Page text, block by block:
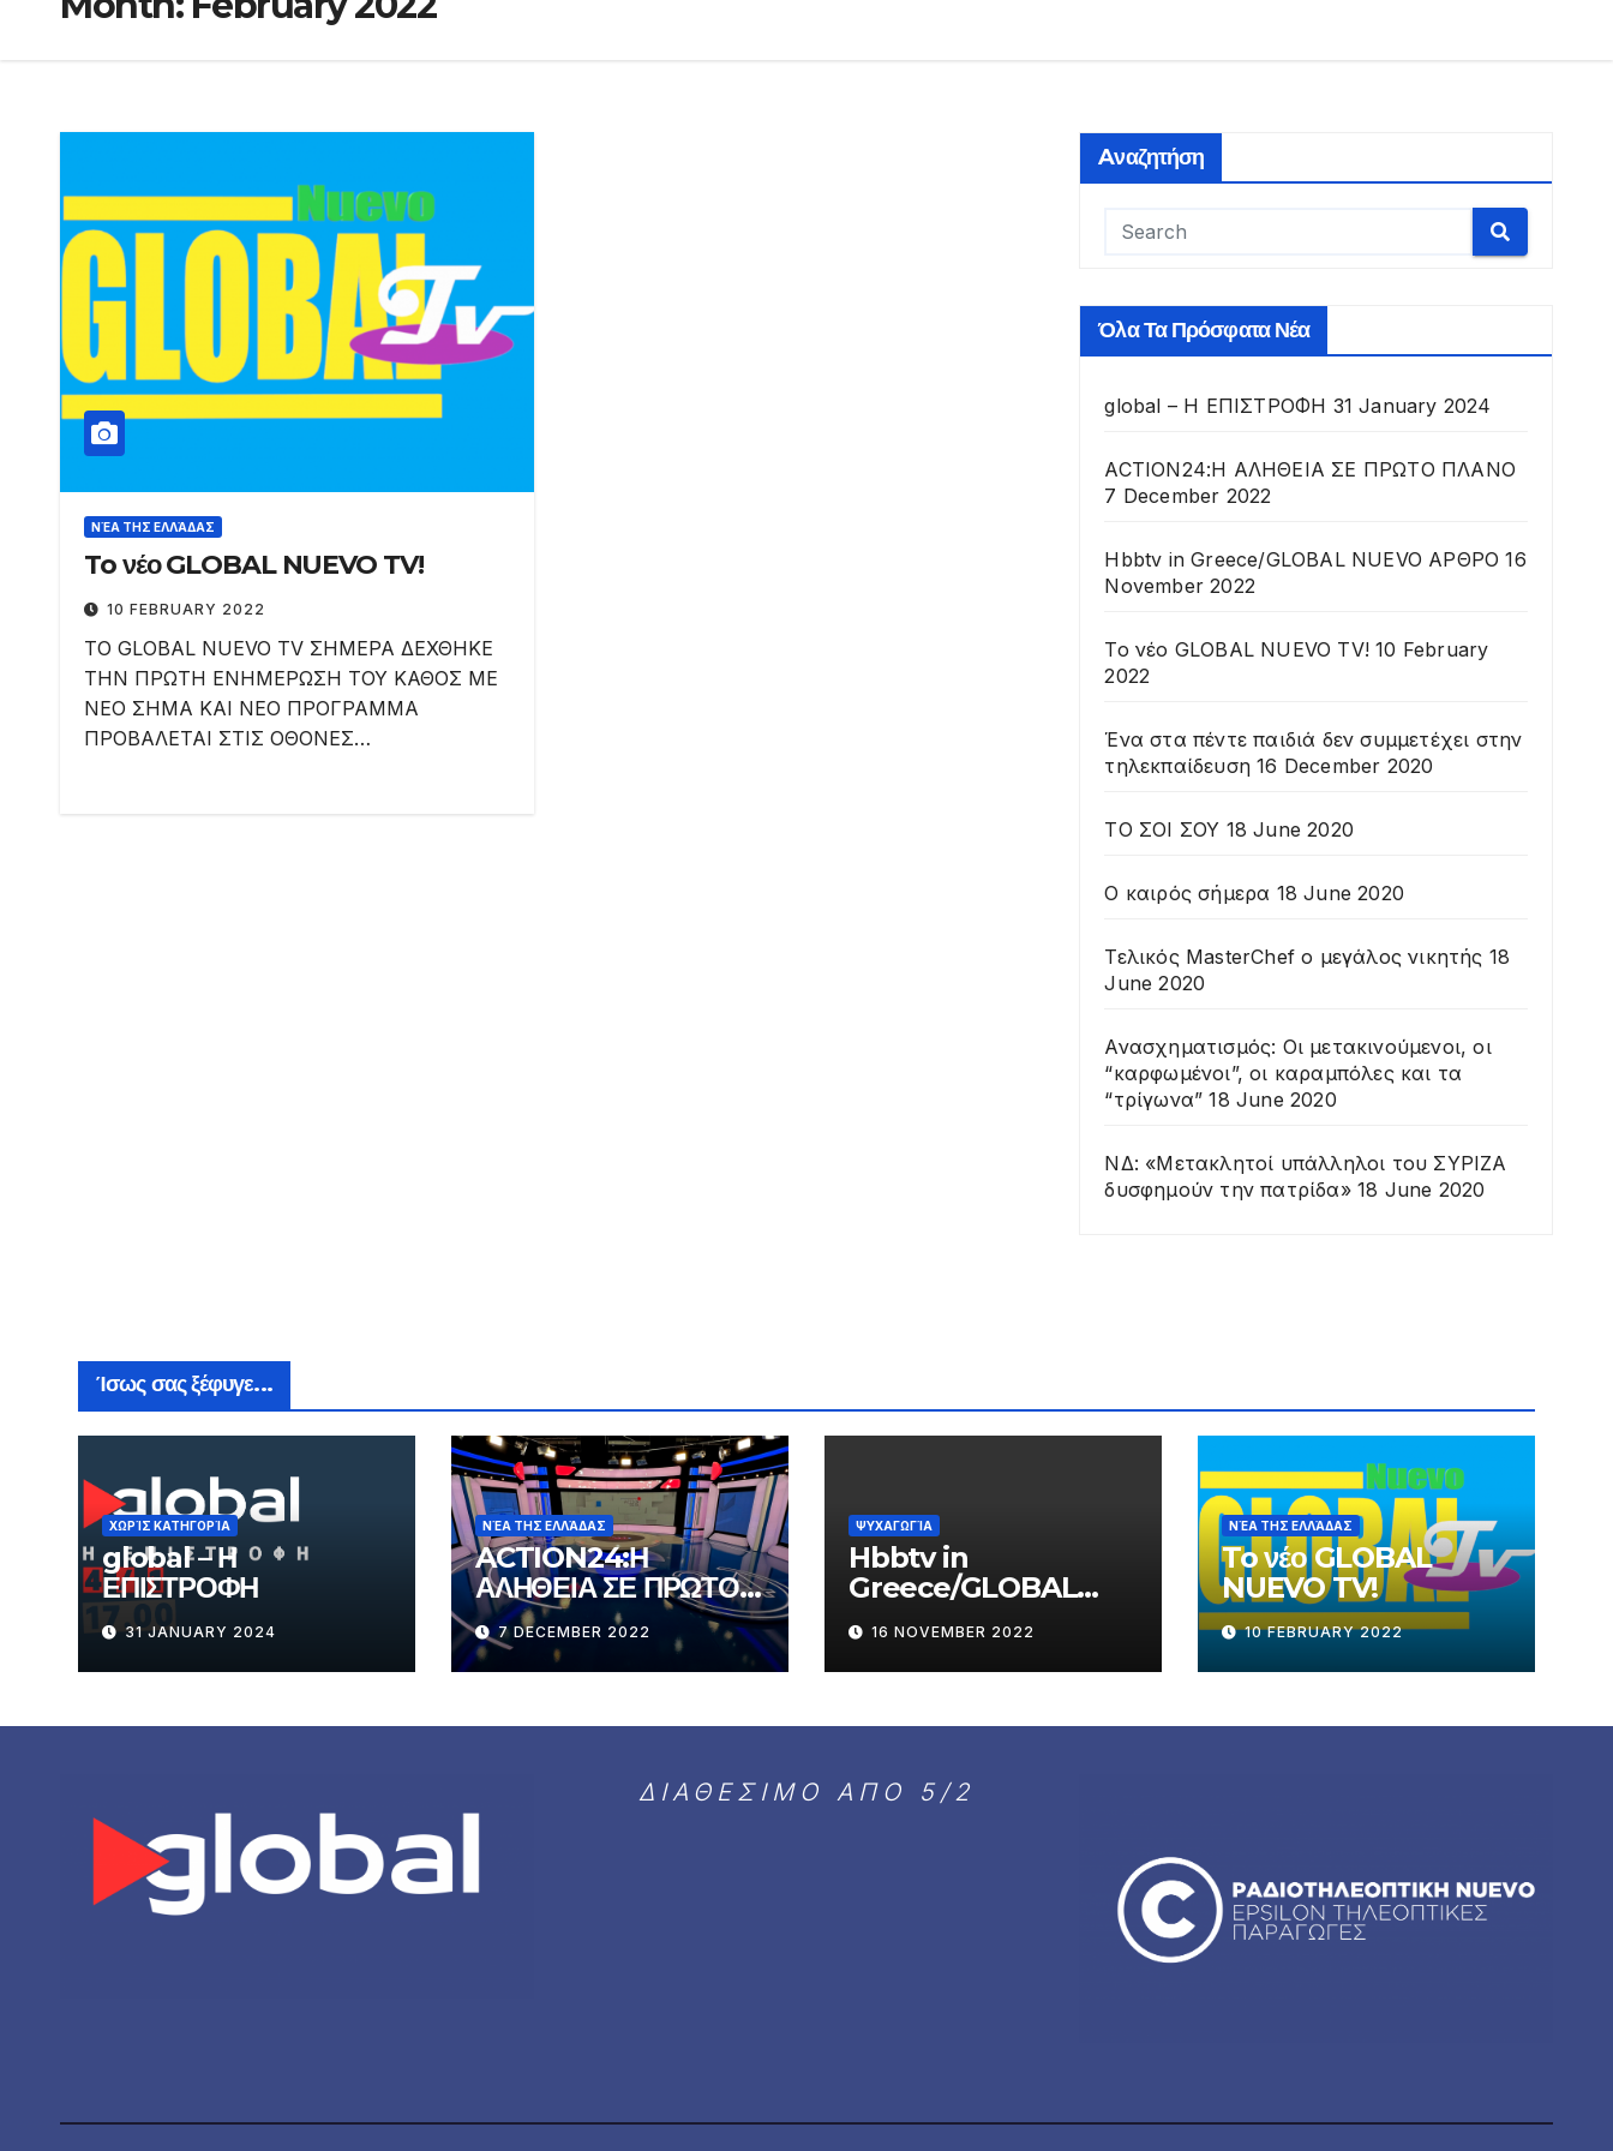
ΝΈΑ ΤΗΣ ΕΛΛΆΔΑΣ
To νέο GLOBAL NUEVO TV!
10 FEBRUARY 2022
ΤΟ GLOBAL NUEVO TV ΣΗΜΕΡΑ ΔΕΧΘΗΚΕ
ΤΗΝ ΠΡΩΤΗ ΕΝΗΜΕΡΩΣΗ ΤΟΥ ΚΑΘΟΣ ΜΕ
ΝΕΟ ΣΗΜΑ ΚΑΙ ΝΕΟ ΠΡΟΓΡΑΜΜΑ
ΠΡΟΒΑΛΕΤΑΙ ΣΤΙΣ ΟΘΟΝΕΣ…
Aναζητήση
Όλα Τα Πρόσφατα Νέα
global – Η ΕΠΙΣΤΡΟΦΗ 31 January 2024
ACTION24:Η ΑΛΗΘΕΙΑ ΣΕ ΠΡΩΤΟ ΠΛΑΝΟ
7 December 2022
Hbbtv in Greece/GLOBAL NUEVO ΑΡΘΡΟ 16
November 2022
To νέο GLOBAL NUEVO TV! 10 February
2022
Ένα στα πέντε παιδιά δεν συμμετέχει στην
τηλεκπαίδευση 16 December 2020
ΤΟ ΣΟΙ ΣΟΥ 18 June 2020
Ο καιρός σήμερα 18 June 2020
Τελικός MasterChef o μεγάλος νικητής 18
June 2020
Ανασχηματισμός: Οι μετακινούμενοι, οι
“καρφωμένοι”, οι καραμπόλες και τα
“τρίγωνα” 18 June 2020
ΝΔ: «Μετακλητοί υπάλληλοι του ΣΥΡΙΖΑ
δυσφημούν την πατρίδα» 18 June 2020
Ίσως σας ξέφυγε...
ΧΩΡΊΣ ΚΑΤΗΓΟΡΊΑ
global – Η
ΕΠΙΣΤΡΟΦΗ
31 JANUARY 2024
ΝΈΑ ΤΗΣ ΕΛΛΆΔΑΣ
ACTION24:Η
ΑΛΗΘΕΙΑ ΣΕ ΠΡΩΤΟ
ΠΛΑΝΟ
7 DECEMBER 2022
ΨΥΧΑΓΩΓΊΑ
Hbbtv in
Greece/GLOBAL
NUEVO ΑΡΘΡΟ
16 NOVEMBER 2022
ΝΈΑ ΤΗΣ ΕΛΛΆΔΑΣ
To νέο GLOBAL
NUEVO TV!
10 FEBRUARY 2022
ΔΙΑΘΕΣΙΜΟ ΑΠΟ 5/2